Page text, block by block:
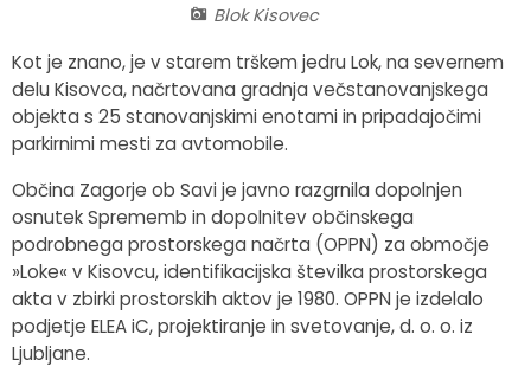
Blok Kisovec
Kot je znano, je v starem trškem jedru Lok, na severnem
delu Kisovca, načrtovana gradnja večstanovanjskega
objekta s 25 stanovanjskimi enotami in pripadajočimi
parkirnimi mesti za avtomobile.
Občina Zagorje ob Savi je javno razgrnila dopolnjen
osnutek Sprememb in dopolnitev občinskega
podrobnega prostorskega načrta (OPPN) za območje
»Loke« v Kisovcu, identifikacijska številka prostorskega
akta v zbirki prostorskih aktov je 1980. OPPN je izdelalo
podjetje ELEA iC, projektiranje in svetovanje, d. o. o. iz
Ljubljane.
Medobčinski inšpektorat in redarstvo
Zapore cest
Okoljski podatki
Lokalne volitve
Strateški dokumenti
Katalog informacij javnega značaja